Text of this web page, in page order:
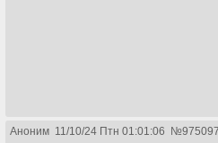
Аноним 11/10/24 Птн 01:01:06 №975097